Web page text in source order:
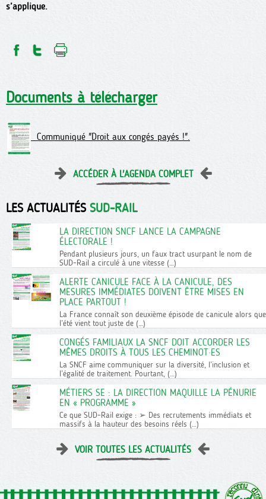
s’applique.
Documents à télécharger
Communiqué "Droit aux congés payés !".
ACCÉDER À L'AGENDA COMPLET
LES ACTUALITÉS SUD-RAIL
LA DIRECTION SNCF LANCE LA CAMPAGNE
ÉLECTORALE !
Pendant plusieurs jours, un faux tract usurpant le nom de
SUD-Rail a circulé à une vitesse (…)
ALERTE CANICULE FACE À LA CANICULE, DES
MESURES IMMÉDIATES DOIVENT ÊTRE MISES EN
PLACE PARTOUT !
La France connaît son deuxième épisode de canicule alors que
l’été vient tout juste de (…)
CONGÉS FAMILIAUX LA SNCF DOIT ACCORDER LES
MÊMES DROITS À TOUS LES CHEMINOT·ES
La SNCF aime communiquer sur la diversité, l’inclusion et
l’égalité de traitement. Pourtant, (…)
MÉTIERS SE : LA DIRECTION MAQUILLE LA PÉNURIE
EN « PROGRAMME »
Ce que SUD-Rail exige : ➢ Des recrutements immédiats et
massifs à la hauteur des besoins réels (…)
VOIR TOUTES LES ACTUALITÉS